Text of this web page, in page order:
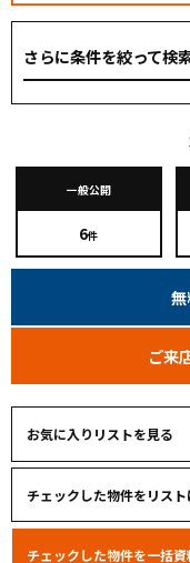
さらに条件を絞って検
一般公開
6件
ご来
お気に入りリストを見る